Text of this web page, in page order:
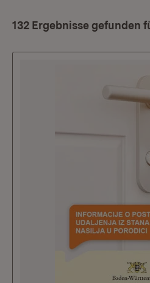
132 Ergebnisse gefunden